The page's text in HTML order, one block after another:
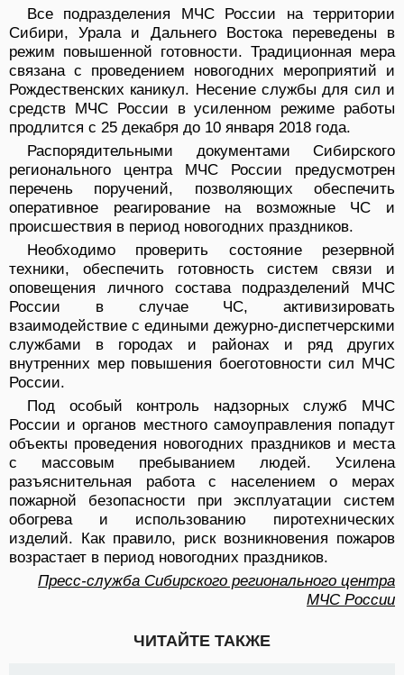
Все подразделения МЧС России на территории
Сибири, Урала и Дальнего Востока переведены в
режим повышенной готовности. Традиционная мера
связана с проведением новогодних мероприятий и
Рождественских каникул. Несение службы для сил и
средств МЧС России в усиленном режиме работы
продлится с 25 декабря до 10 января 2018 года.
Распорядительными документами Сибирского
регионального центра МЧС России предусмотрен
перечень поручений, позволяющих обеспечить
оперативное реагирование на возможные ЧС и
происшествия в период новогодних праздников.
Необходимо проверить состояние резервной
техники, обеспечить готовность систем связи и
оповещения личного состава подразделений МЧС
России в случае ЧС, активизировать
взаимодействие с едиными дежурно-диспетчерскими
службами в городах и районах и ряд других
внутренних мер повышения боеготовности сил МЧС
России.
Под особый контроль надзорных служб МЧС
России и органов местного самоуправления попадут
объекты проведения новогодних праздников и места
с массовым пребыванием людей. Усилена
разъяснительная работа с населением о мерах
пожарной безопасности при эксплуатации систем
обогрева и использованию пиротехнических
изделий. Как правило, риск возникновения пожаров
возрастает в период новогодних праздников.
Пресс-служба Сибирского регионального центра
МЧС России
ЧИТАЙТЕ ТАКЖЕ